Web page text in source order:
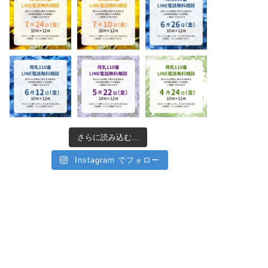
さらに読み込む...
Instagram でフォロー